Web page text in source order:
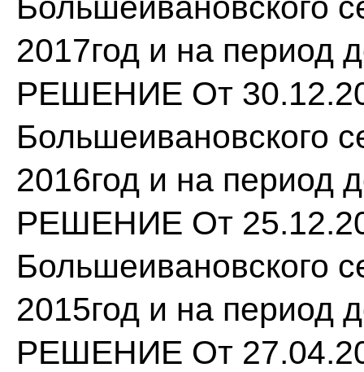
2017год и на период
РЕШЕНИЕ От
Большеивановского
2016год и на период
РЕШЕНИЕ От
Большеивановского
2015год и на период
РЕШЕНИЕ От